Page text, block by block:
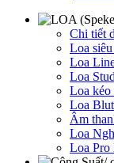
Chi tiết
Loa
Loa
Loa
Loa kéo
Loa
Âm
Loa
Loa Pro